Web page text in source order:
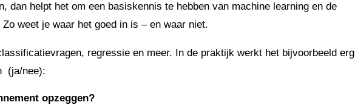
dan helpt het om een basiskennis te hebben van machine learning en de
weet je waar het goed in is – en waar niet.
regressie en meer. In de praktijk werkt het bijvoorbeeld erg
(ja/nee):
opzeggen?